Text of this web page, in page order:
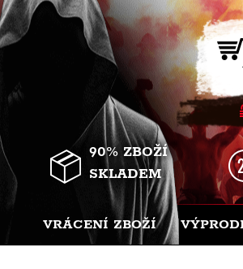
90% ZBOŽÍ
SKLADEM
VRÁCENÍ ZBOŽÍ